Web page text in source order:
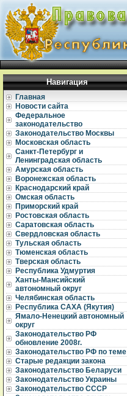
Навигация
Главная
Новости сайта
Федеральное
законодательство
Законодательство Москвы
Московская область
Санкт-Петербург и
Ленинградская область
Амурская область
Воронежская область
Краснодарский край
Омская область
Приморский край
Ростовская область
Саратовская область
Свердловская область
Тульская область
Тюменская область
Тверская область
Республика Удмуртия
Ханты-Мансийский
автономный округ
Челябинская область
Республика САХА (Якутия)
Ямало-Ненецкий автономный
округ
Законодательство РФ
обновление 2008г.
Законодательство РФ по теме
Старые редакции закона
Законодательство Беларуси
Законодательство Украины
Законодательство СССР